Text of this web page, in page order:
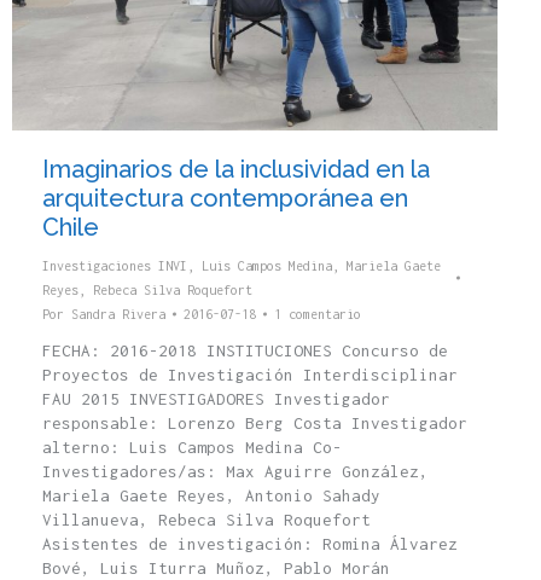
Imaginarios de la inclusividad en la
arquitectura contemporánea en
Chile
Investigaciones INVI , Luis Campos Medina, Mariela Gaete
Reyes,
Rebeca Silva Roquefort
Por Sandra Rivera 2016-07-18 1 comentario
FECHA: 2016-2018 INSTITUCIONES Concurso de
Proyectos de Investigación Interdisciplinar
FAU 2015 INVESTIGADORES Investigador
responsable: Lorenzo Berg Costa Investigador
alterno: Luis Campos Medina Co-
Investigadores/as: Max Aguirre González,
Mariela Gaete Reyes, Antonio Sahady
Villanueva, Rebeca Silva Roquefort
Asistentes de investigación: Romina Álvarez
Bové, Luis Iturra Muñoz, Pablo Morán